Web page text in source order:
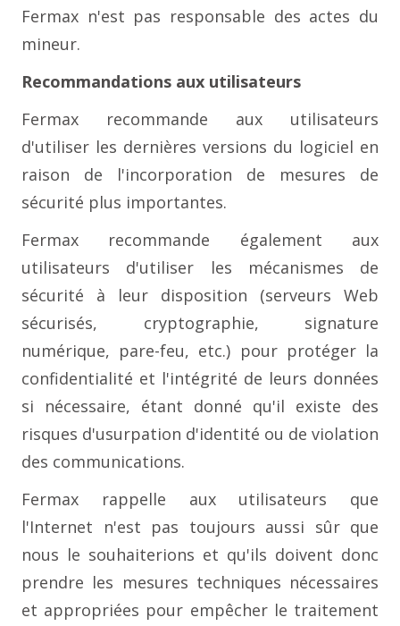
Fermax n'est pas responsable des actes du
mineur.
Recommandations aux utilisateurs
Fermax recommande aux utilisateurs
d'utiliser les dernières versions du logiciel en
raison de l'incorporation de mesures de
sécurité plus importantes.
Fermax recommande également aux
utilisateurs d'utiliser les mécanismes de
sécurité à leur disposition (serveurs Web
sécurisés, cryptographie, signature
numérique, pare-feu, etc.) pour protéger la
confidentialité et l'intégrité de leurs données
si nécessaire, étant donné qu'il existe des
risques d'usurpation d'identité ou de violation
des communications.
Fermax rappelle aux utilisateurs que
l'Internet n'est pas toujours aussi sûr que
nous le souhaiterions et qu'ils doivent donc
prendre les mesures techniques nécessaires
et appropriées pour empêcher le traitement